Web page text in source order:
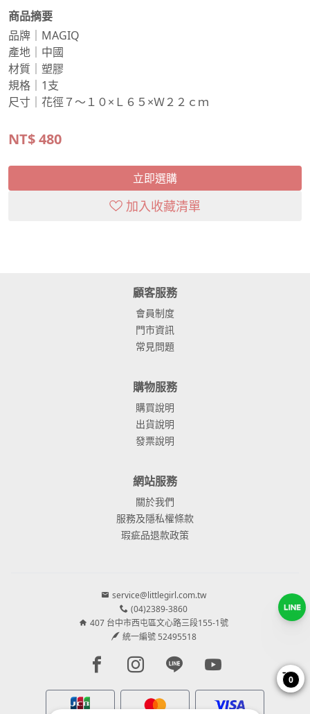
商品摘要
品牌｜MAGIQ
產地｜中國
材質｜塑膠
規格｜1支
尺寸｜花徑７～１０×Ｌ６５×Ｗ２２ｃｍ
NT$480
立即選購
加入收藏清單
顧客服務
會員制度
門市資訊
常見問題
購物服務
購買說明
出貨說明
發票說明
網站服務
關於我們
服務及隱私權條款
瑕疵品退款政策
service@littlegirl.com.tw
(04)2389-3860
407 台中市西屯區文心路三段155-1號
統一編號 52495518
Facebook page
Instagram page
Line pageYoutube page
0